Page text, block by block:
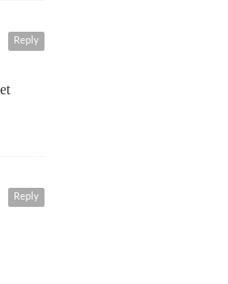
Reply
Reply